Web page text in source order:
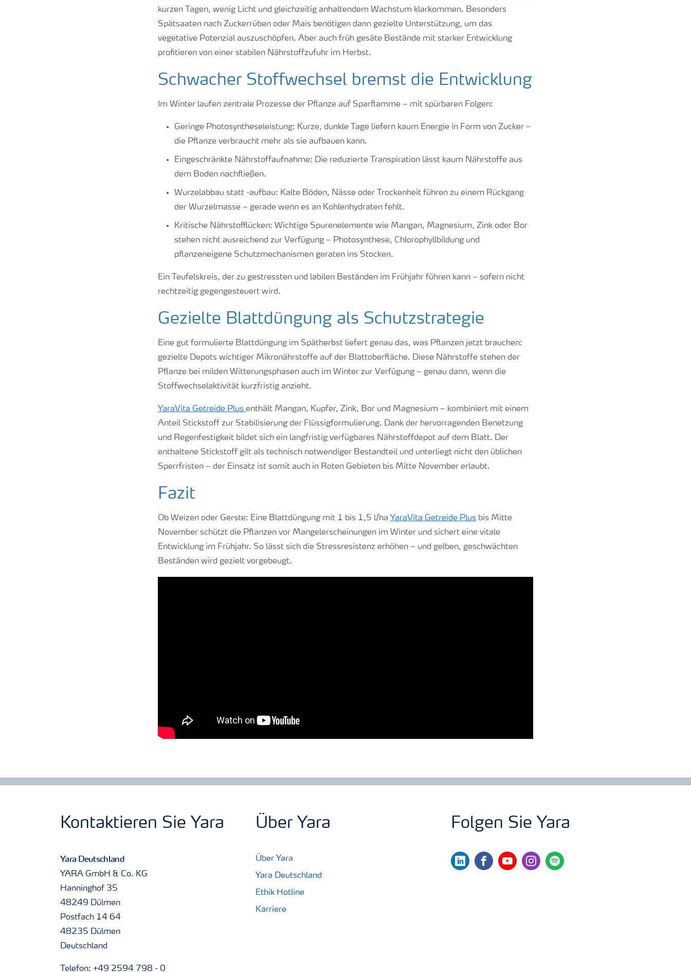
kurzen Tagen, wenig Licht und gleichzeitig anhaltendem Wachstum klarkommen. Besonders
Spätsaaten nach Zuckerrüben oder Mais benötigen dann gezielte Unterstützung, um das
vegetative Potenzial auszuschöpfen. Aber auch früh gesäte Bestände mit starker Entwicklung
profitieren von einer stabilen Nährstoffzufuhr im Herbst.
Schwacher Stoffwechsel bremst die Entwicklung
Im Winter laufen zentrale Prozesse der Pflanze auf Sparflamme – mit spürbaren Folgen:
Geringe Photosyntheseleistung: Kurze, dunkle Tage liefern kaum Energie in Form von Zucker –
die Pflanze verbraucht mehr als sie aufbauen kann.
Eingeschränkte Nährstoffaufnahme: Die reduzierte Transpiration lässt kaum Nährstoffe aus
dem Boden nachfließen.
Wurzelabbau statt -aufbau: Kalte Böden, Nässe oder Trockenheit führen zu einem Rückgang
der Wurzelmasse – gerade wenn es an Kohlenhydraten fehlt.
Kritische Nährstofflücken: Wichtige Spurenelemente wie Mangan, Magnesium, Zink oder Bor
stehen nicht ausreichend zur Verfügung – Photosynthese, Chlorophyllbildung und
pflanzeneigene Schutzmechanismen geraten ins Stocken.
Ein Teufelskreis, der zu gestressten und labilen Beständen im Frühjahr führen kann – sofern nicht
rechtzeitig gegengesteuert wird.
Gezielte Blattdüngung als Schutzstrategie
Eine gut formulierte Blattdüngung im Spätherbst liefert genau das, was Pflanzen jetzt brauchen:
gezielte Depots wichtiger Mikronährstoffe auf der Blattoberfläche. Diese Nährstoffe stehen der
Pflanze bei milden Witterungsphasen auch im Winter zur Verfügung – genau dann, wenn die
Stoffwechselaktivität kurzfristig anzieht.
YaraVita Getreide Plus enthält Mangan, Kupfer, Zink, Bor und Magnesium – kombiniert mit einem
Anteil Stickstoff zur Stabilisierung der Flüssigformulierung. Dank der hervorragenden Benetzung
und Regenfestigkeit bildet sich ein langfristig verfügbares Nährstoffdepot auf dem Blatt. Der
enthaltene Stickstoff gilt als technisch notwendiger Bestandteil und unterliegt nicht den üblichen
Sperrfristen – der Einsatz ist somit auch in Roten Gebieten bis Mitte November erlaubt.
Fazit
Ob Weizen oder Gerste: Eine Blattdüngung mit 1 bis 1,5 l/ha YaraVita Getreide Plus bis Mitte
November schützt die Pflanzen vor Mangelerscheinungen im Winter und sichert eine vitale
Entwicklung im Frühjahr. So lässt sich die Stressresistenz erhöhen – und gelben, geschwächten
Beständen wird gezielt vorgebeugt.
Kontaktieren Sie Yara
Yara Deutschland
YARA GmbH & Co. KG
Hanninghof 35
48249 Dülmen
Postfach 14 64
48235 Dülmen
Deutschland
Telefon: +49 2594 798 - 0
Über Yara
Über Yara
Yara Deutschland
Ethik Hotline
Karriere
Folgen Sie Yara
linkedinfacebookyoutubeinstagram
spotify